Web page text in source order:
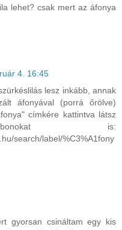
lehet? csak mert az áfonya
4. 16:45
lesz inkább, annak
áfonyával (porrá őrölve)
címkére kattintva látsz
is:
search/label/%C3%A1fony
gyorsan csináltam egy kis